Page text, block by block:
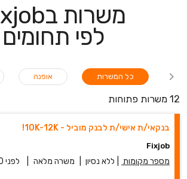
משרות בFixjob
לפי תחומים
אופנה כל המשרות
12 משרות פתוחות
בנקאי/ת אישי/ת לבנק מוביל - 10K-12K!
Fixjob
מספר מקומות ללא נסיון משרה מלאה לפני 10 שעות